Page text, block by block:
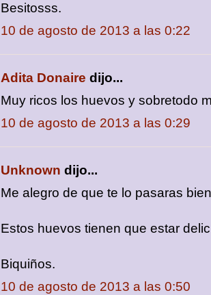
Besitosss.
10 de agosto de 2013 a las 0:22
Adita Donaire dijo...
Muy ricos los huevos y sobretodo
10 de agosto de 2013 a las 0:29
Unknown dijo...
Me alegro de que te lo pasaras
Estos huevos tienen que estar
Biquiños.
10 de agosto de 2013 a las 0:50